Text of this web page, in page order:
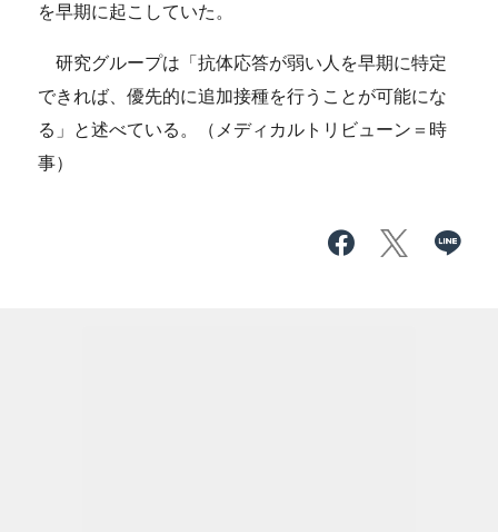
を早期に起こしていた。
研究グループは「抗体応答が弱い人を早期に特定
できれば、優先的に追加接種を行うことが可能にな
る」と述べている。（メディカルトリビューン＝時
事）